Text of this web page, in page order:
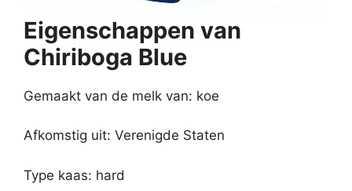
Eigenschappen van
Chiriboga Blue
Gemaakt van de melk van: koe
Afkomstig uit: Verenigde Staten
Type kaas: hard